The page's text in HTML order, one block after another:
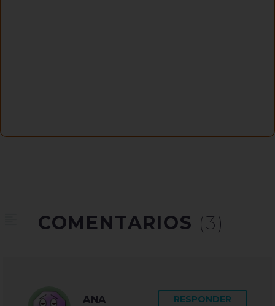
COMENTARIOS (3)
ANA RESPONDER